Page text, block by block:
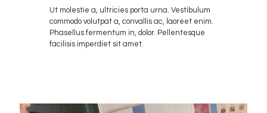
Ut molestie a, ultricies porta urna. Vestibulum
commodo volutpat a, convallis ac, laoreet enim.
Phasellus fermentum in, dolor. Pellentesque
facilisis imperdiet sit amet.